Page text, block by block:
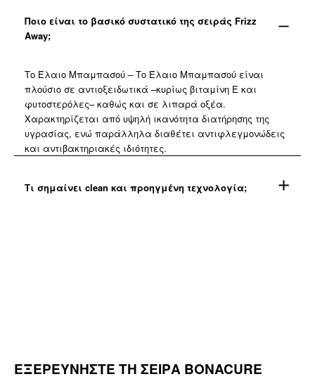
Ποιο είναι το βασικό συστατικό της σειράς Frizz
Away;
Το Έλαιο Μπαμπασού – Το Έλαιο Μπαμπασού είναι
πλούσιο σε αντιοξειδωτικά –κυρίως βιταμίνη Ε και
φυτοστερόλες– καθώς και σε λιπαρά οξέα.
Χαρακτηρίζεται από υψηλή ικανότητα διατήρησης της
υγρασίας, ενώ παράλληλα διαθέτει αντιφλεγμονώδεις
και αντιβακτηριακές ιδιότητες.​
Τι σημαίνει clean και προηγμένη τεχνολογία;
ΕΞΕΡΕΥΝΗΣΤΕ ΤΗ ΣΕΙΡΑ BONACURE